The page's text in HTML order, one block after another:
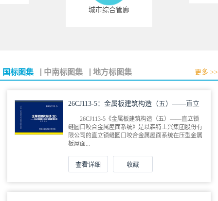
城市综合管廊
国标图集 中南标图集 地方标图集
26CJ113-5：金属板建筑构造（五）——直立
26CJ113-5《金属板建筑构造（五）——直立锁
缝圆口咬合金属屋面系统》是以森特士兴集团股份有
限公司的直立锁缝圆口咬合金属屋面系统在压型金属
板屋面...
查看详细 收藏
更多 >>